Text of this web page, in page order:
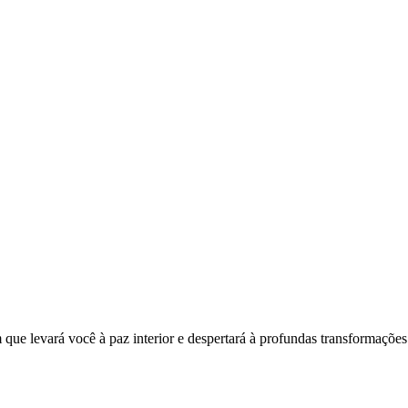
levará você à paz interior e despertará à profundas